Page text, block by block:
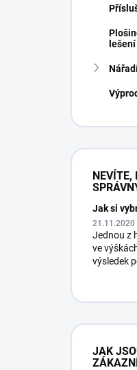
lešení
NEVÍTE,
Jak si
21.11.2020
Jednou z
ve
výsledek
JAK